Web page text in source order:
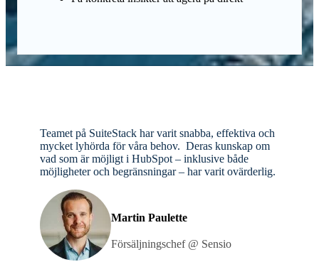
Teamet på SuiteStack har varit snabba, effektiva och
mycket lyhörda för våra behov. Deras kunskap om
vad som är möjligt i HubSpot – inklusive både
möjligheter och begränsningar – har varit ovärderlig.
Martin Paulette
Försäljningschef @ Sensio